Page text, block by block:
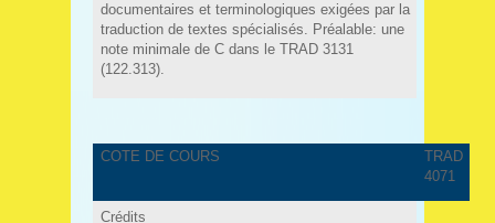
documentaires et terminologiques exigées par la
traduction de textes spécialisés. Préalable: une
note minimale de C dans le TRAD 3131
(122.313).
COTE DE COURS
TRAD
4071
Crédits